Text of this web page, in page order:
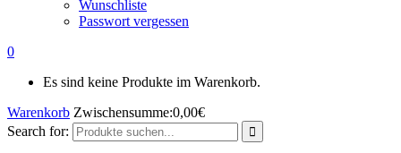
Wunschliste
Passwort vergessen
0
Es sind keine Produkte im Warenkorb.
Warenkorb Zwischensumme:0,00€
Search for: